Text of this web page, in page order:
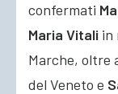
confermati
Maria Vitali in
Marche, oltre
del Veneto e